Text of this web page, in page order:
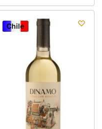
Chile
Chile